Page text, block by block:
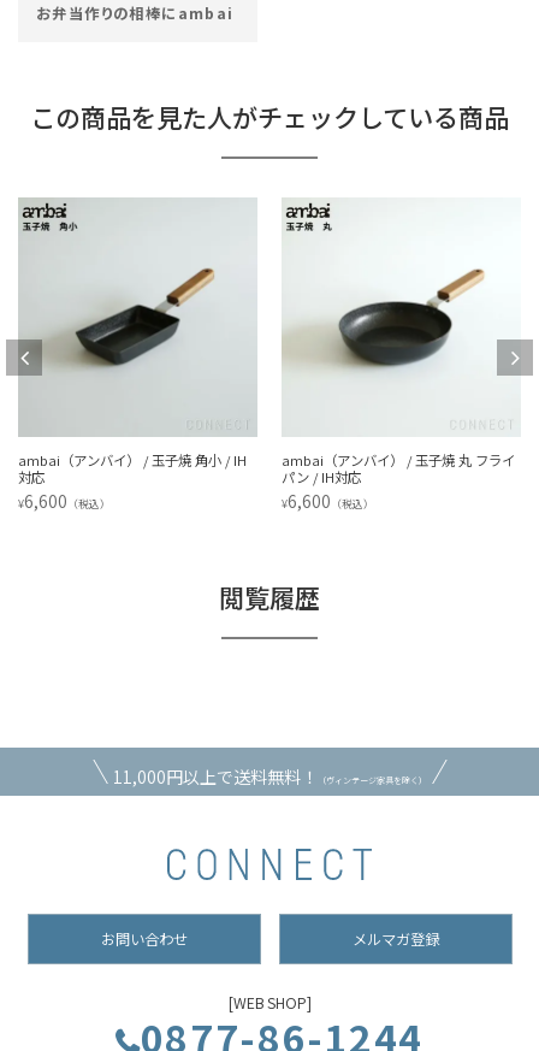
お弁当作りの相棒にambai
この商品を見た人がチェックしている商品
ambai（アンバイ） / 玉子焼 角小 / IH
対応
¥6,600 （税込）
ambai（アンバイ） / 玉子焼 丸 フライ
パン / IH対応
¥6,600 （税込）
閲覧履歴
11,000円以上で送料無料！ （ヴィンテージ家具を除く）
お問い合わせ メルマガ登録
[WEB SHOP]
0877-86-1244